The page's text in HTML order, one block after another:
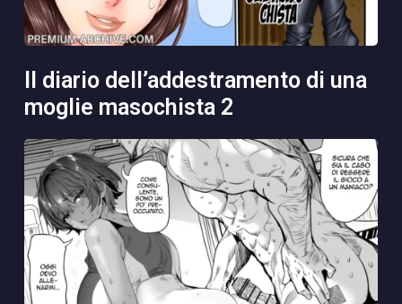
moglie masochista 2